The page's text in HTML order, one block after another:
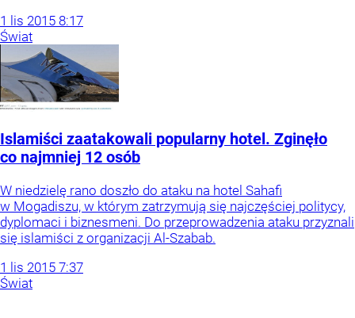
1 lis 2015 8:17
Świat
Islamiści zaatakowali popularny hotel. Zginęło
co najmniej 12 osób
W niedzielę rano doszło do ataku na hotel Sahafi
w Mogadiszu, w którym zatrzymują się najczęściej politycy,
dyplomaci i biznesmeni. Do przeprowadzenia ataku przyznali
się islamiści z organizacji Al-Szabab.
1 lis 2015 7:37
Świat